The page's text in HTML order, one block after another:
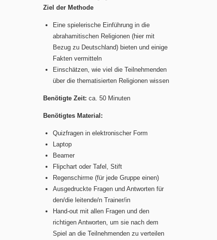
Ziel der Methode
Eine spielerische Einführung in die
abrahamitischen Religionen (hier mit
Bezug zu Deutschland) bieten und einige
Fakten vermitteln
Einschätzen, wie viel die Teilnehmenden
über die thematisierten Religionen wissen
Benötigte Zeit: ca. 50 Minuten
Benötigtes Material:
Quizfragen in elektronischer Form
Laptop
Beamer
Flipchart oder Tafel, Stift
Regenschirme (für jede Gruppe einen)
Ausgedruckte Fragen und Antworten für
den/die leitende/n Trainer/in
Hand-out mit allen Fragen und den
richtigen Antworten, um sie nach dem
Spiel an die Teilnehmenden zu verteilen